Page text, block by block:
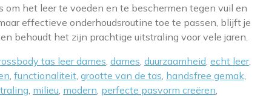
het leer te voeden en te beschermen tegen vuil en
effectieve onderhoudsroutine toe te passen, blijft je
behoudt het zijn prachtige uitstraling voor vele jaren.
tas leer dames, dames, duurzaamheid, echt leer,
, functionaliteit, grootte van de tas, handsfree gemak,
, milieu, modern, perfecte pasvorm creëren,